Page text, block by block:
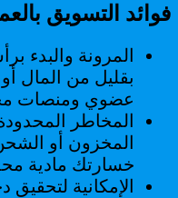
فوائد التسويق
المرونة والبدء
بقليل من المال
عضوي ومنصات
المخاطر
المخزون أو
خسارتك مادية
الإمكانية